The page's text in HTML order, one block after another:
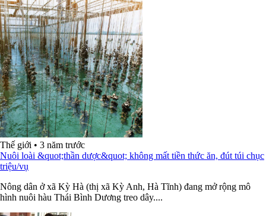
Thế giới • 3 năm trước
Nuôi loài &quot;thần dược&quot; không mất tiền thức ăn, đút túi chục
triệu/vụ
Nông dân ở xã Kỳ Hà (thị xã Kỳ Anh, Hà Tĩnh) đang mở rộng mô
hình nuôi hàu Thái Bình Dương treo dây....